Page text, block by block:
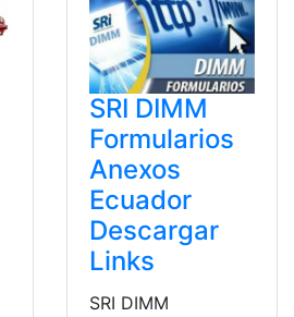
SRI DIMM
Formularios
Anexos
Ecuador
Descargar
Links
SRI DIMM